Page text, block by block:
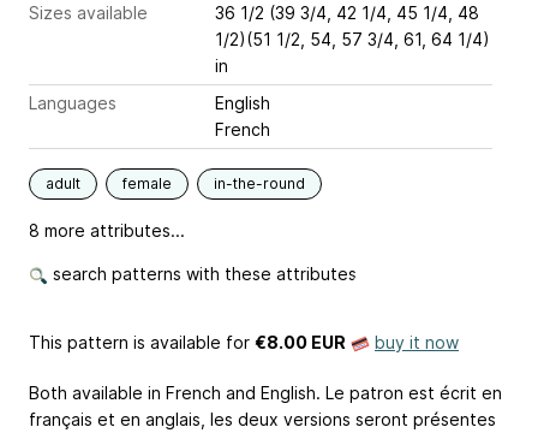
Sizes available
36 1/2 (39 3/4, 42 1/4, 45 1/4, 48
1/2)(51 1/2, 54, 57 3/4, 61, 64 1/4)
in
Languages
English
French
adult female in-the-round
8 more attributes...
search patterns with these attributes
This pattern is available for €8.00 EUR buy it now
Both available in French and English. Le patron est écrit en
français et en anglais, les deux versions seront présentes